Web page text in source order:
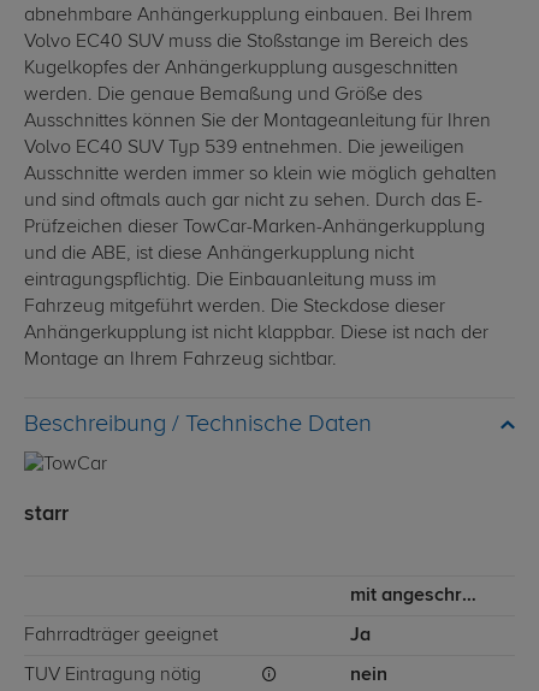
abnehmbare Anhängerkupplung einbauen. Bei Ihrem
Volvo EC40 SUV muss die Stoßstange im Bereich des
Kugelkopfes der Anhängerkupplung ausgeschnitten
werden. Die genaue Bemaßung und Größe des
Ausschnittes können Sie der Montageanleitung für Ihren
Volvo EC40 SUV Typ 539 entnehmen. Die jeweiligen
Ausschnitte werden immer so klein wie möglich gehalten
und sind oftmals auch gar nicht zu sehen. Durch das E-
Prüfzeichen dieser TowCar-Marken-Anhängerkupplung
und die ABE, ist diese Anhängerkupplung nicht
eintragungspflichtig. Die Einbauanleitung muss im
Fahrzeug mitgeführt werden. Die Steckdose dieser
Anhängerkupplung ist nicht klappbar. Diese ist nach der
Montage an Ihrem Fahrzeug sichtbar.
Technische Daten
starr
mit angeschraubtem Kugelkopf
Fahrradträger geeignet Ja
TÜV Eintragung nötig nein